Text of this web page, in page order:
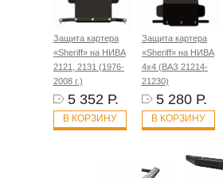
Защита картера
«Sheriff» на НИВА
2121, 2131 (1976-
2008 г.)
5 352 Р.
В КОРЗИНУ
Защита картера
«Sheriff» на НИВА
4x4 (ВАЗ 21214-
21230)
5 280 Р.
В КОРЗИНУ